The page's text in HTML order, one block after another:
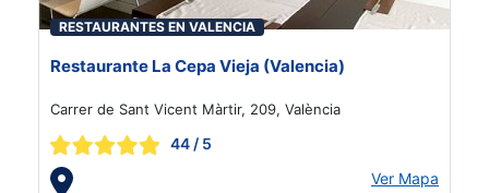
RESTAURANTES EN VALENCIA
Restaurante La Cepa Vieja (Valencia)
Carrer de Sant Vicent Màrtir, 209, València
44 / 5
Ver Mapa